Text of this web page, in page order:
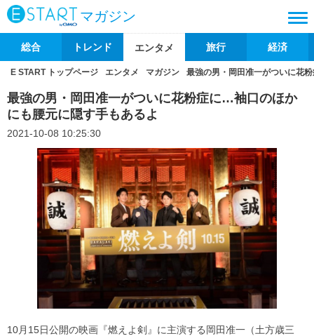
マガジン
総合 トレンド エンタメ 旅行 経済
E START トップページ エンタメ マガジン 最強の男・岡田准一がついに花
最強の男・岡田准一がついに花粉症に…袖口のほか
にも腰元に隠す手もあるよ
2021-10-08 10:25:30
10月15日公開の映画『燃えよ剣』に主演する岡田准一（土方歳三